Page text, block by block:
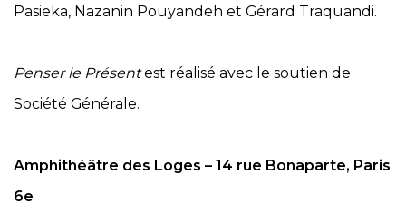
Pasieka, Nazanin Pouyandeh et Gérard Traquandi.
Penser le Présentest réalisé avec le soutien de
Société Générale.
Amphithéâtre des Loges – 14 rue Bonaparte, Paris
6e